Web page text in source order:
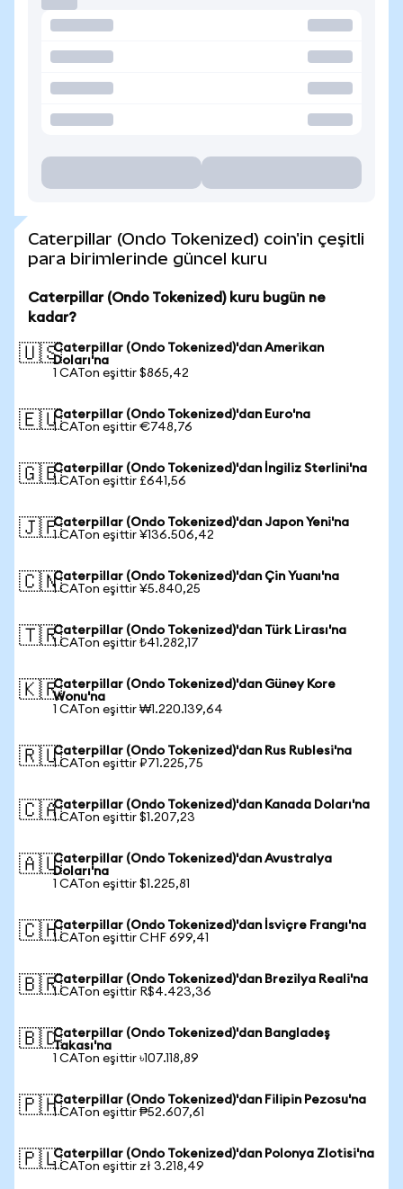
Caterpillar (Ondo Tokenized) coin'in çeşitli
para birimlerinde güncel kuru
Caterpillar (Ondo Tokenized) kuru bugün ne
kadar?
🇺🇸Caterpillar (Ondo Tokenized)'dan Amerikan
Doları'na
1 CATon eşittir $865,42
🇪🇺Caterpillar (Ondo Tokenized)'dan Euro'na
1 CATon eşittir €748,76
🇬🇧Caterpillar (Ondo Tokenized)'dan İngiliz Sterlini'na
1 CATon eşittir £641,56
🇯🇵Caterpillar (Ondo Tokenized)'dan Japon Yeni'na
1 CATon eşittir ¥136.506,42
🇨🇳Caterpillar (Ondo Tokenized)'dan Çin Yuanı'na
1 CATon eşittir ¥5.840,25
🇹🇷Caterpillar (Ondo Tokenized)'dan Türk Lirası'na
1 CATon eşittir ₺41.282,17
🇰🇷Caterpillar (Ondo Tokenized)'dan Güney Kore
Wonu'na
1 CATon eşittir ₩1.220.139,64
🇷🇺Caterpillar (Ondo Tokenized)'dan Rus Rublesi'na
1 CATon eşittir ₽71.225,75
🇨🇦Caterpillar (Ondo Tokenized)'dan Kanada Doları'na
1 CATon eşittir $1.207,23
🇦🇺Caterpillar (Ondo Tokenized)'dan Avustralya
Doları'na
1 CATon eşittir $1.225,81
🇨🇭Caterpillar (Ondo Tokenized)'dan İsviçre Frangı'na
1 CATon eşittir CHF 699,41
🇧🇷Caterpillar (Ondo Tokenized)'dan Brezilya Reali'na
1 CATon eşittir R$4.423,36
🇧🇩Caterpillar (Ondo Tokenized)'dan Bangladeş
Takası'na
1 CATon eşittir ৳107.118,89
🇵🇭Caterpillar (Ondo Tokenized)'dan Filipin Pezosu'na
1 CATon eşittir ₱52.607,61
🇵🇱Caterpillar (Ondo Tokenized)'dan Polonya Zlotisi'na
1 CATon eşittir zł 3.218,49